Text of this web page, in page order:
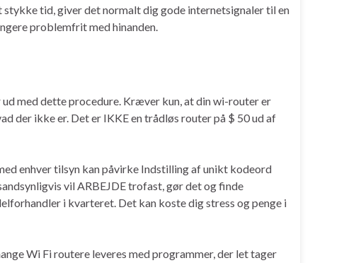
tid, giver det normalt dig gode internetsignaler til en
problemfrit med hinanden.
med dette procedure. Kræver kun, at din wi-router er
der ikke er. Det er IKKE en trådløs router på $ 50 ud af
enhver tilsyn kan påvirke Indstilling af unikt kodeord
vil ARBEJDE trofast, gør det og finde
i kvarteret. Det kan koste dig stress og penge i
Wi Fi routere leveres med programmer, der let tager